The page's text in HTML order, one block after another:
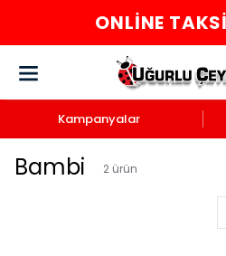
ONLINE
Kampanyalar
Bambi 2 ürün